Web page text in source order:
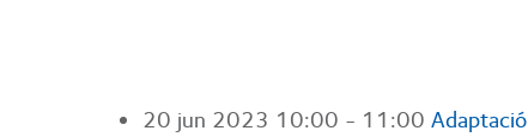
20 jun 2023 10:00 - 11:00